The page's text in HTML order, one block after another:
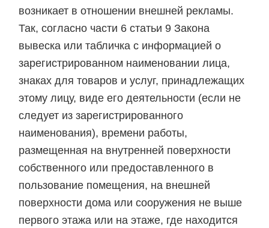
возникает в отношении внешней рекламы.
Так, согласно части 6 статьи 9 Закона
вывеска или табличка с информацией о
зарегистрированном наименовании лица,
знаках для товаров и услуг, принадлежащих
этому лицу, виде его деятельности (если не
следует из зарегистрированного
наименования), времени работы,
размещенная на внутренней поверхности
собственного или предоставленного в
пользование помещения, на внешней
поверхности дома или сооружения не выше
первого этажа или на этаже, где находится